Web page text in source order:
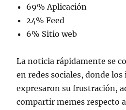
69% Aplicación
24% Feed
6% Sitio web
La noticia rápidamente se
en redes sociales, donde
expresaron su frustración,
compartir memes respecto